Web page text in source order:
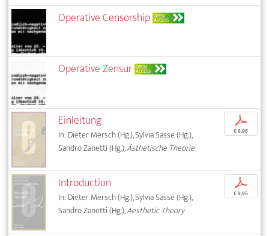
Operative Censorship OPEN
ACCESS
Operative Zensur OPEN
ACCESS
Einleitung
In: Dieter Mersch (Hg.), Sylvia Sasse (Hg.),
Sandro Zanetti (Hg.),Ästhetische Theorie
p
€ 9,95
Introduction
In: Dieter Mersch (Hg.), Sylvia Sasse (Hg.),
Sandro Zanetti (Hg.),Aesthetic Theory
p
€ 9,95